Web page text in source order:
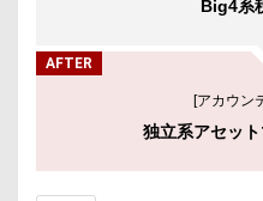
Big4系
AFTER
[アカウン
独立系アセッ